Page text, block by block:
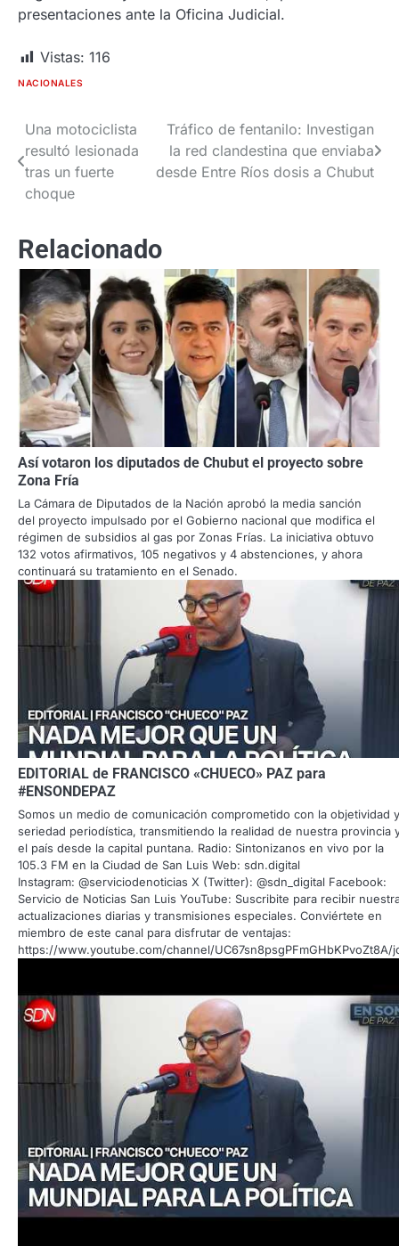
presentaciones ante la Oficina Judicial.
Vistas: 116
NACIONALES
Navegación
de
entradas
Una motociclista
resultó lesionada
tras un fuerte
choque
Tráfico de fentanilo: Investigan
la red clandestina que enviaba
desde Entre Ríos dosis a Chubut
Relacionado
Así votaron los diputados de Chubut el proyecto sobre
Zona Fría
La Cámara de Diputados de la Nación aprobó la media sanción
del proyecto impulsado por el Gobierno nacional que modifica el
régimen de subsidios al gas por Zonas Frías. La iniciativa obtuvo
132 votos afirmativos, 105 negativos y 4 abstenciones, y ahora
continuará su tratamiento en el Senado.
EDITORIAL de FRANCISCO «CHUECO» PAZ para
#ENSONDEPAZ
Somos un medio de comunicación comprometido con la objetividad
seriedad periodística, transmitiendo la realidad de nuestra provincia
el país desde la capital puntana. Radio: Sintonizanos en vivo por la
105.3 FM en la Ciudad de San Luis Web: sdn.digital
Instagram: @serviciodenoticias X (Twitter): @sdn_digital Facebook:
Servicio de Noticias San Luis YouTube: Suscribite para recibir
actualizaciones diarias y transmisiones especiales. Conviértete en
miembro de este canal para disfrutar de ventajas:
https://www.youtube.com/channel/UC67sn8psgPFmGHbKPvoZt8A/